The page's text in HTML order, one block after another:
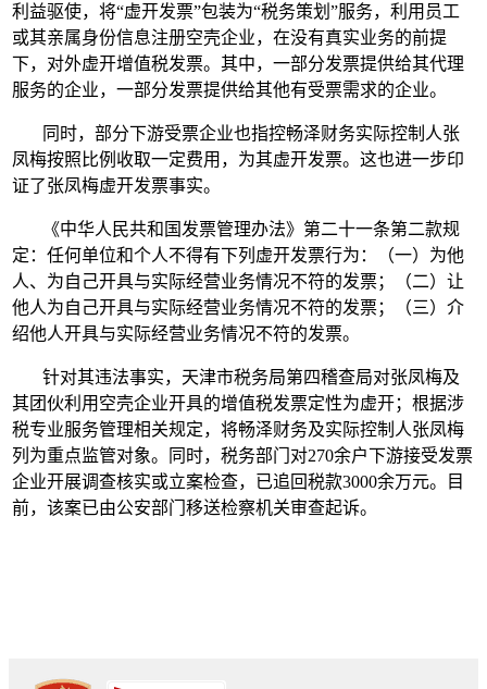
利益驱使，将“虚开发票”包装为“税务策划”服务，利用员工
或其亲属身份信息注册空壳企业，在没有真实业务的前提
下，对外虚开增值税发票。其中，一部分发票提供给其代理
服务的企业，一部分发票提供给其他有受票需求的企业。
同时，部分下游受票企业也指控畅泽财务实际控制人张
凤梅按照比例收取一定费用，为其虚开发票。这也进一步印
证了张凤梅虚开发票事实。
《中华人民共和国发票管理办法》第二十一条第二款规
定：任何单位和个人不得有下列虚开发票行为：（一）为他
人、为自己开具与实际经营业务情况不符的发票；（二）让
他人为自己开具与实际经营业务情况不符的发票；（三）介
绍他人开具与实际经营业务情况不符的发票。
针对其违法事实，天津市税务局第四稽查局对张凤梅及
其团伙利用空壳企业开具的增值税发票定性为虚开；根据涉
税专业服务管理相关规定，将畅泽财务及实际控制人张凤梅
列为重点监管对象。同时，税务部门对270余户下游接受发票
企业开展调查核实或立案检查，已追回税款3000余万元。目
前，该案已由公安部门移送检察机关审查起诉。